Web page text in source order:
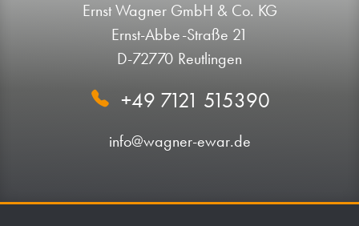
Ernst Wagner GmbH & Co. KG
Ernst-Abbe-Straße 21
D-72770 Reutlingen
+49 7121 515390
info@wagner-ewar.de